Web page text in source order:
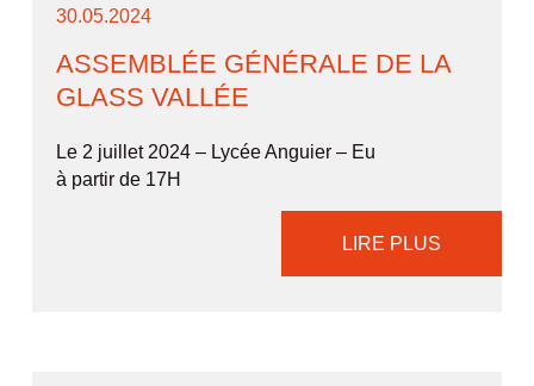
30.05.2024
ASSEMBLÉE GÉNÉRALE DE LA
GLASS VALLÉE
Le 2 juillet 2024 – Lycée Anguier – Eu
à partir de 17H
LIRE PLUS